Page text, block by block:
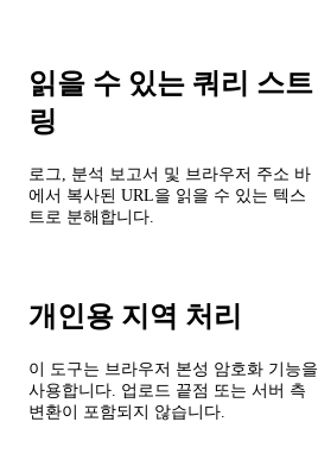
읽을 수 있는 쿼리 스트
링
로그, 분석 보고서 및 브라우저 주소 바
에서 복사된 URL을 읽을 수 있는 텍스
트로 분해합니다.
개인용 지역 처리
이 도구는 브라우저 본성 암호화 기능을
사용합니다. 업로드 끝점 또는 서버 측
변환이 포함되지 않습니다.